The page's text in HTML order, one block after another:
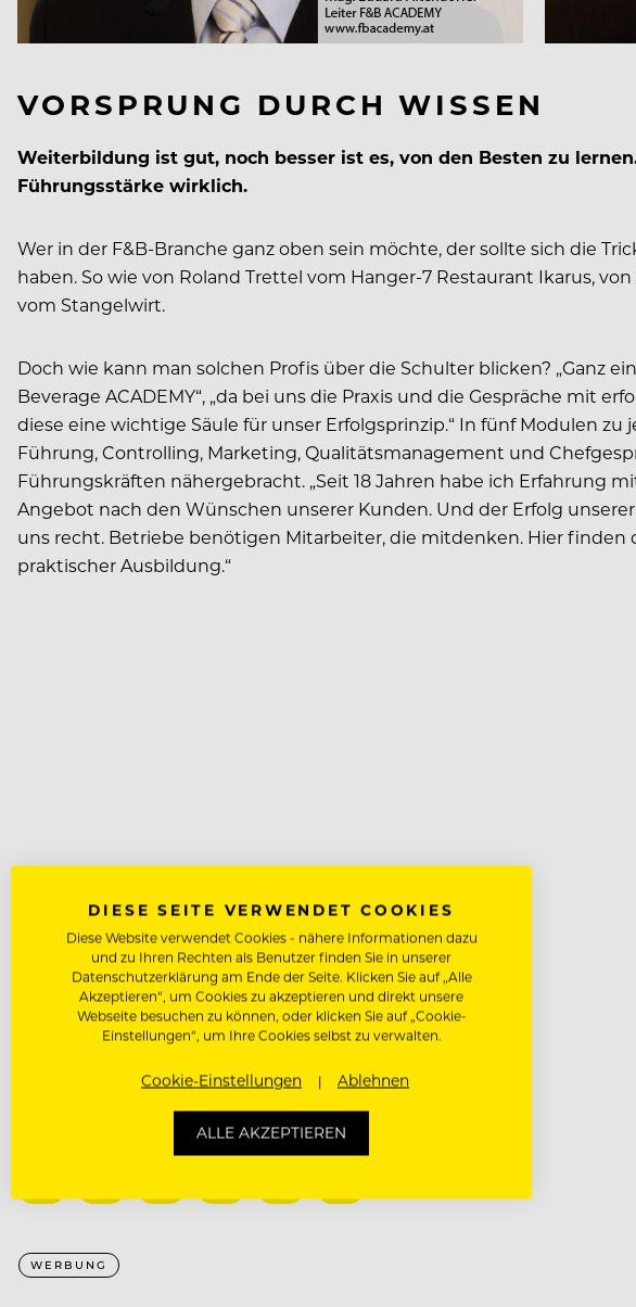
VORSPRUNG DURCH WISSEN
Weiterbildung ist gut, noch besser ist es, von den Besten zu
Führungsstärke wirklich.
Wer in der F&B-Branche ganz oben sein möchte, der sollte sich die
haben. So wie von Roland Trettel vom Hanger-7 Restaurant Ikarus,
vom Stangelwirt.
Doch wie kann man solchen Profis über die Schulter blicken? „Ganz
Beverage ACADEMY“, „da bei uns die Praxis und die Gespräche mit
diese eine wichtige Säule für unser Erfolgsprinzip.“ In fünf Modulen
Führung, Controlling, Marketing, Qualitätsmanagement und
Führungskräften nähergebracht. „Seit 18 Jahren habe ich Erfahrung
Angebot nach den Wünschen unserer Kunden. Und der Erfolg
uns recht. Betriebe benötigen Mitarbeiter, die mitdenken. Hier finden
praktischer Ausbildung.“
WERBUNG
DIESE SEITE VERWENDET COOKIES
Diese Website verwendet Cookies - nähere Informationen dazu
und zu Ihren Rechten als Benutzer finden Sie in unserer
Datenschutzerklärung am Ende der Seite. Klicken Sie auf „Alle
Akzeptieren“, um Cookies zu akzeptieren und direkt unsere
Webseite besuchen zu können, oder klicken Sie auf „Cookie-
Einstellungen“, um Ihre Cookies selbst zu verwalten.
Cookie-Einstellungen Ablehnen
ALLE AKZEPTIEREN